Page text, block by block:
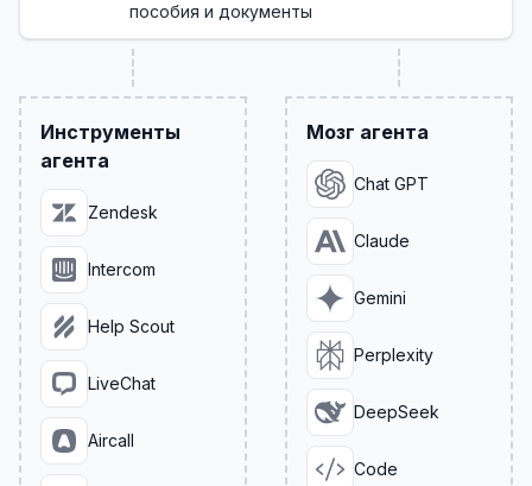
пособия и документы
Инструменты
агента
Zendesk
Intercom
Help Scout
LiveChat
Aircall
Мозг агента
Chat GPT
Claude
Gemini
Perplexity
DeepSeek
Code